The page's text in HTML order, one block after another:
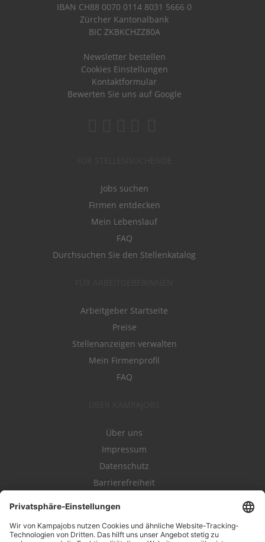
IBAN CH88 0070 0114 8031 5666 0
Zürcher Kantonalbank
BIC ZKBKCHZZ80A
Newsletter bestellen
Cookies Einstellungen
Kontaktformular
Bewerten Sie uns auf Google
Jobs suchen
Firmen entdecken
Mein Lebenslauf
FAQ
Durchsuchen Sie den Stellenkatalog
Arbeitgeber Startseite
Preise
Stellenanzeigen verwalten
Mein Firmenprofil
FAQ
Über uns
Impressum
Datenschutz
Barrierefreiheit
Kampahire